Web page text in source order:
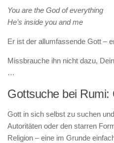
You are the God of everything
He’s inside you and me
Er ist der allumfassende Gott –
Missbrauche ihn nicht dazu,
…
Gottsuche bei Rumi:
Gott in sich selbst zu suchen
Autoritäten oder den starren
Religion – eine im Grunde